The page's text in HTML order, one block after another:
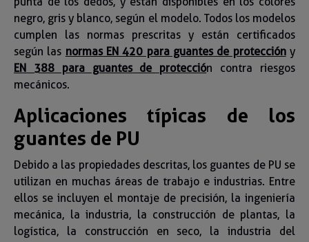
negro, gris y blanco, según el modelo. Todos los modelos
cumplen las normas prescritas y están certificados
según las normas EN 420 para guantes de proteccióny
EN 388 para guantes de protección contra riesgos
mecánicos.
Aplicaciones típicas de los
guantes de PU
Debido a las propiedades descritas, los guantes de PU se
utilizan en muchas áreas de trabajo e industrias. Entre
ellos se incluyen el montaje de precisión, la ingeniería
mecánica, la industria, la construcción de plantas, la
logística, la construcción en seco, la industria del